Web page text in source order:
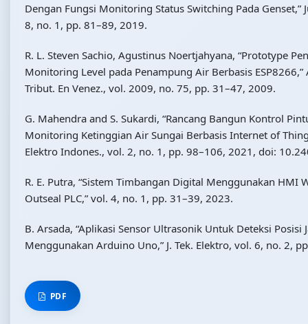
Dengan Fungsi Monitoring Status Switching Pada Genset,”
8, no. 1, pp. 81–89, 2019.
R. L. Steven Sachio, Agustinus Noertjahyana, “Prototype
Monitoring Level pada Penampung Air Berbasis ESP8266,”
Tribut. En Venez., vol. 2009, no. 75, pp. 31–47, 2009.
G. Mahendra and S. Sukardi, “Rancang Bangun Kontrol
Monitoring Ketinggian Air Sungai Berbasis Internet of Things
Elektro Indones., vol. 2, no. 1, pp. 98–106, 2021, doi:
R. E. Putra, “Sistem Timbangan Digital Menggunakan HMI
Outseal PLC,” vol. 4, no. 1, pp. 31–39, 2023.
B. Arsada, “Aplikasi Sensor Ultrasonik Untuk Deteksi Posisi
Menggunakan Arduino Uno,” J. Tek. Elektro, vol. 6, no. 2,
PDF